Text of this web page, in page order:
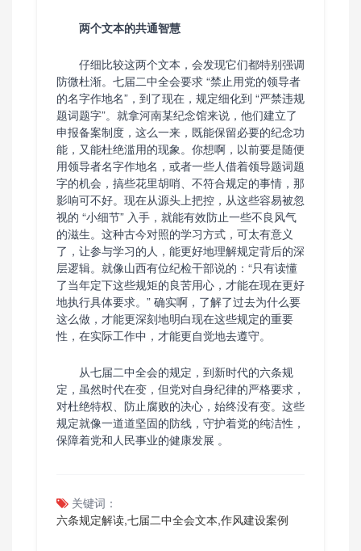
两个文本的共通智慧
仔细比较这两个文本，会发现它们都特别强调
防微杜渐。七届二中全会要求 “禁止用党的领导者
的名字作地名”，到了现在，规定细化到 “严禁违规
题词题字”。就拿河南某纪念馆来说，他们建立了
申报备案制度，这么一来，既能保留必要的纪念功
能，又能杜绝滥用的现象。你想啊，以前要是随便
用领导者名字作地名，或者一些人借着领导题词题
字的机会，搞些花里胡哨、不符合规定的事情，那
影响可不好。现在从源头上把控，从这些容易被忽
视的 “小细节” 入手，就能有效防止一些不良风气
的滋生。这种古今对照的学习方式，可太有意义
了，让参与学习的人，能更好地理解规定背后的深
层逻辑。就像山西有位纪检干部说的：“只有读懂
了当年定下这些规矩的良苦用心，才能在现在更好
地执行具体要求。” 确实啊，了解了过去为什么要
这么做，才能更深刻地明白现在这些规定的重要
性，在实际工作中，才能更自觉地去遵守。
从七届二中全会的规定，到新时代的六条规
定，虽然时代在变，但党对自身纪律的严格要求，
对杜绝特权、防止腐败的决心，始终没有变。这些
规定就像一道道坚固的防线，守护着党的纯洁性，
保障着党和人民事业的健康发展 。
关键词：
六条规定解读,七届二中全会文本,作风建设案例